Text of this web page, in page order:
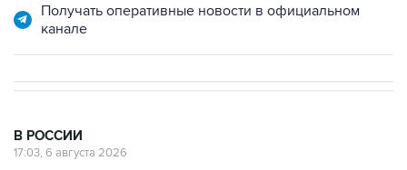
Получать оперативные новости в официальном
канале
В РОССИИ
17:03, 6 августа 2026